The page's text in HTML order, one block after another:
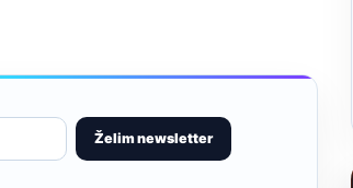
Želim newsletter